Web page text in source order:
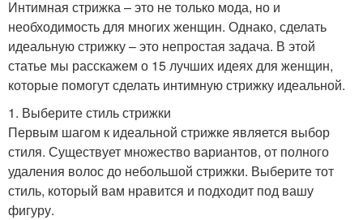
Интимная стрижка – это не только мода, но и
необходимость для многих женщин. Однако, сделать
идеальную стрижку – это непростая задача. В этой
статье мы расскажем о 15 лучших идеях для женщин,
которые помогут сделать интимную стрижку идеальной.
1. Выберите стиль стрижки
Первым шагом к идеальной стрижке является выбор
стиля. Существует множество вариантов, от полного
удаления волос до небольшой стрижки. Выберите тот
стиль, который вам нравится и подходит под вашу
фигуру.